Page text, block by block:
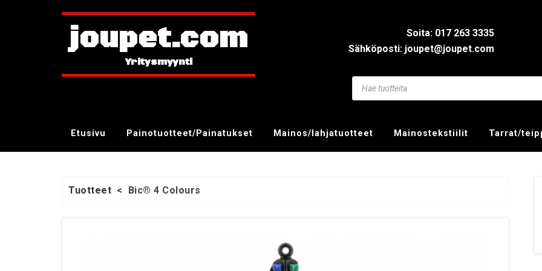
joupet.com
Soita: 017 263 3335
Sähköposti: joupet@joupet.com
Etusivu Painotuotteet/Painatukset Mainos/lahjatuotteet Mainostekstiilit Tarrat/
Tuotteet < Bic® 4 Colours